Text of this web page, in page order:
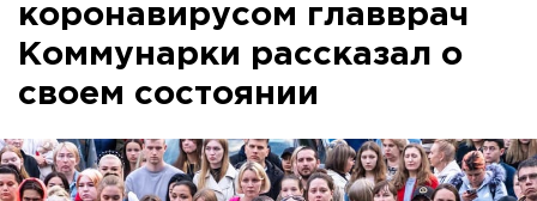
коронавирусом главврач
Коммунарки рассказал о
своем состоянии